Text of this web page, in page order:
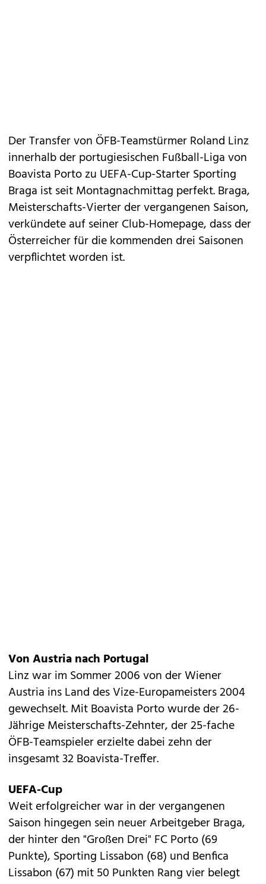
Der Transfer von ÖFB-Teamstürmer Roland Linz
innerhalb der portugiesischen Fußball-Liga von
Boavista Porto zu UEFA-Cup-Starter Sporting
Braga ist seit Montagnachmittag perfekt. Braga,
Meisterschafts-Vierter der vergangenen Saison,
verkündete auf seiner Club-Homepage, dass der
Österreicher für die kommenden drei Saisonen
verpflichtet worden ist.
Von Austria nach Portugal
Linz war im Sommer 2006 von der Wiener
Austria ins Land des Vize-Europameisters 2004
gewechselt. Mit Boavista Porto wurde der 26-
Jährige Meisterschafts-Zehnter, der 25-fache
ÖFB-Teamspieler erzielte dabei zehn der
insgesamt 32 Boavista-Treffer.
UEFA-Cup
Weit erfolgreicher war in der vergangenen
Saison hingegen sein neuer Arbeitgeber Braga,
der hinter den "Großen Drei" FC Porto (69
Punkte), Sporting Lissabon (68) und Benfica
Lissabon (67) mit 50 Punkten Rang vier belegt